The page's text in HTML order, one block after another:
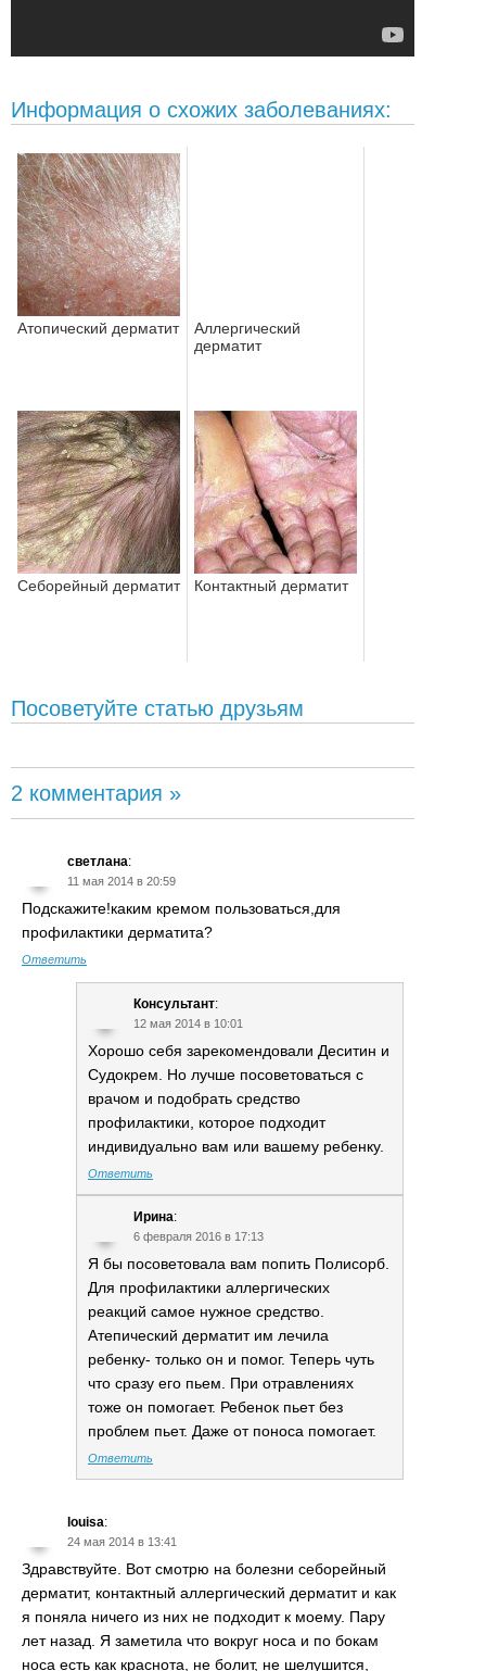
Информация о схожих заболеваниях:
Атопический дерматит
Аллергический
дерматит
Себорейный дерматит Контактный дерматит
Посоветуйте статью друзьям
2 комментария »
светлана:
11 мая 2014 в 20:59
Подскажите!каким кремом пользоваться,для
профилактики дерматита?
Ответить
Консультант:
12 мая 2014 в 10:01
Хорошо себя зарекомендовали Деситин и
Судокрем. Но лучше посоветоваться с
врачом и подобрать средство
профилактики, которое подходит
индивидуально вам или вашему ребенку.
Ответить
Ирина:
6 февраля 2016 в 17:13
Я бы посоветовала вам попить Полисорб.
Для профилактики аллергических
реакций самое нужное средство.
Атепический дерматит им лечила
ребенку- только он и помог. Теперь чуть
что сразу его пьем. При отравлениях
тоже он помогает. Ребенок пьет без
проблем пьет. Даже от поноса помогает.
Ответить
louisa:
24 мая 2014 в 13:41
Здравствуйте. Вот смотрю на болезни себорейный
дерматит, контактный аллергический дерматит и как
я поняла ничего из них не подходит к моему. Пару
лет назад. Я заметила что вокруг носа и по бокам
носа есть как краснота, не болит, не шелушится,